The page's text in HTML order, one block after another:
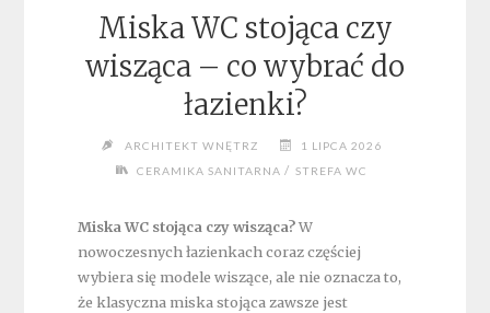
Miska WC stojąca czy
wisząca – co wybrać do
łazienki?
ARCHITEKT WNĘTRZ
1 LIPCA 2026
CERAMIKA SANITARNA / STREFA WC
Miska WC stojąca czy wisząca?W
nowoczesnych łazienkach coraz częściej
wybiera się modele wiszące, ale nie oznacza to,
że klasyczna miska stojąca zawsze jest